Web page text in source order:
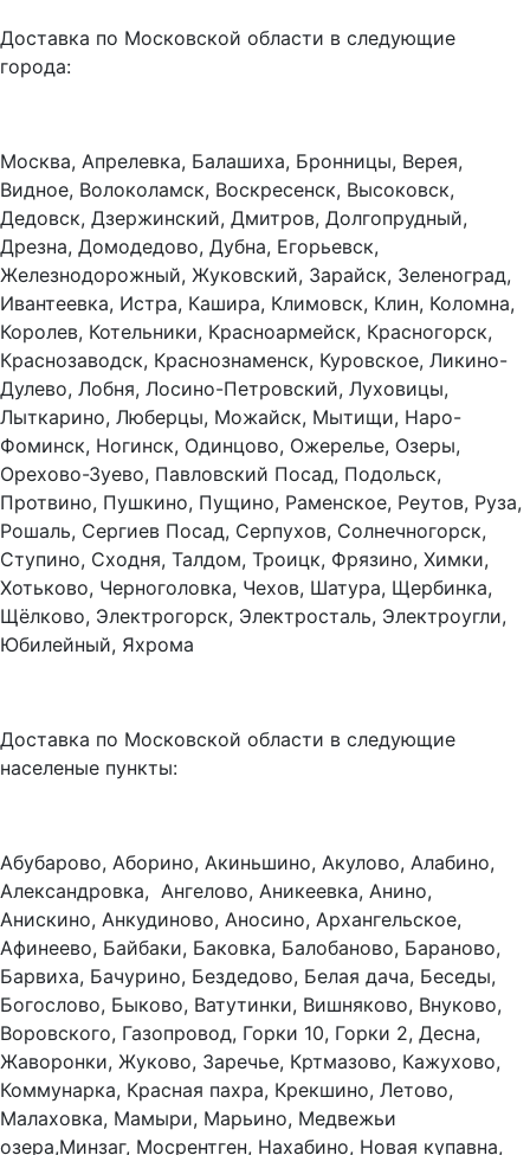
Доставка по Московской области в следующие
города:
Москва, Апрелевка, Балашиха, Бронницы, Верея,
Видное, Волоколамск, Воскресенск, Высоковск,
Дедовск, Дзержинский, Дмитров, Долгопрудный,
Дрезна, Домодедово, Дубна, Егорьевск,
Железнодорожный, Жуковский, Зарайск, Зеленоград,
Ивантеевка, Истра, Кашира, Климовск, Клин, Коломна,
Королев, Котельники, Красноармейск, Красногорск,
Краснозаводск, Краснознаменск, Куровское, Ликино-
Дулево, Лобня, Лосино-Петровский, Луховицы,
Лыткарино, Люберцы, Можайск, Мытищи, Наро-
Фоминск, Ногинск, Одинцово, Ожерелье, Озеры,
Орехово-Зуево, Павловский Посад, Подольск,
Протвино, Пушкино, Пущино, Раменское, Реутов, Руза,
Рошаль, Сергиев Посад, Серпухов, Солнечногорск,
Ступино, Сходня, Талдом, Троицк, Фрязино, Химки,
Хотьково, Черноголовка, Чехов, Шатура, Щербинка,
Щёлково, Электрогорск, Электросталь, Электроугли,
Юбилейный, Яхрома
Доставка по Московской области в следующие
населеные пункты:
Абубарово, Аборино, Акиньшино, Акулово, Алабино,
Александровка, Ангелово, Аникеевка, Анино,
Анискино, Анкудиново, Аносино, Архангельское,
Афинеево, Байбаки, Баковка, Балобаново, Бараново,
Барвиха, Бачурино, Бездедово, Белая дача, Беседы,
Богослово, Быково, Ватутинки, Вишняково, Внуково,
Воровского, Газопровод, Горки 10, Горки 2, Десна,
Жаворонки, Жуково, Заречье, Кртмазово, Кажухово,
Коммунарка, Красная пахра, Крекшино, Летово,
Малаховка, Мамыри, Марьино, Медвежьи
озера,Минзаг, Мосрентген, Нахабино, Новая купавна,